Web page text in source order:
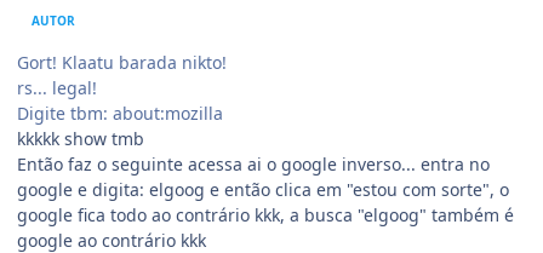
AUTOR
Gort! Klaatu barada nikto!
rs... legal!
Digite tbm: about:mozilla
kkkkk show tmb
Então faz o seguinte acessa ai o google inverso... entra no
google e digita: elgoog e então clica em "estou com sorte", o
google fica todo ao contrário kkk, a busca "elgoog" também é
google ao contrário kkk